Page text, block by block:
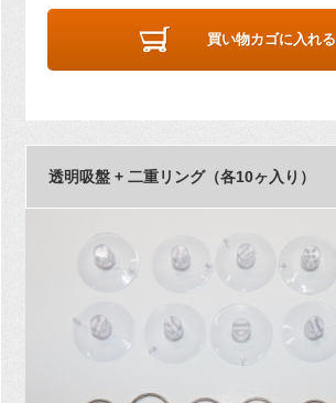
買い物カゴに入れる
透明吸盤 + 二重リング（各10ヶ入り）